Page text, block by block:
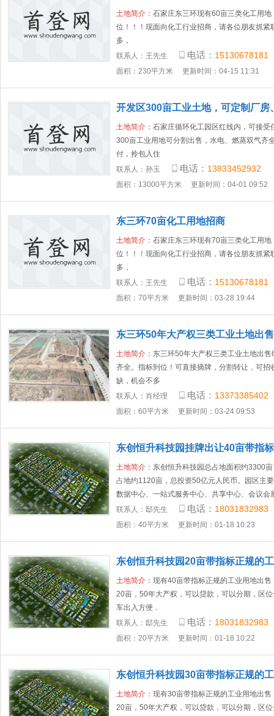
土地简介： 石家庄东三环现有60亩三类化工用
位！！！现面向化工行业招商，请各位朋友抓紧
多，
联系人： 王先生 电话： 15130678181
面积：230平方米 更新时间：04-15 11:31
开发区300亩工业土地，可定制厂房
土地简介： 石家庄循环化工园区红线内，可接受
300亩工业用地可分割出售，水电、燃蒸双气齐
付，拎包入住
联系人： 孙玉 电话： 13833452932
面积：13000平方米 更新时间：04-01 09:52
东三环70亩化工用地招商
土地简介： 石家庄东三环现有70亩三类化工用
位！！！现面向化工行业招商，请各位朋友抓紧
多，
联系人： 王先生 电话： 15130678181
面积：70平方米 更新时间：03-28 19:44
东三环50年大产权三类工业土地出售
土地简介： 东三环50年大产权三类工业土地出
齐全。指标到位！可直接摘牌，分割转让，可招
缺，机会不多
联系人： 肖经理 电话： 13373385402
面积：60平方米 更新时间：03-24 09:53
东创恒升科技园挂牌出让40亩带指
土地简介： 东创恒升科技园总占地面积约3300
占地约1120亩，总投资50亿元人民币。园区主
数据中心、一站式服务中心、共享中心、会议会
联系人： 邸先生 电话： 18031832983
面积：40平方米 更新时间：01-18 10:23
东创恒升科技园20亩带指标正规的
土地简介： 现有40亩带指标正规的工业用地出
20亩，50年大产权，可以贷款，可以分期，区
车出入方便．
联系人： 邸先生 电话： 18031832983
面积：20平方米 更新时间：01-18 10:22
东创恒升科技园30亩带指标正规的
土地简介： 现有30亩带指标正规的工业用地出
20亩，50年大产权，可以贷款，可以分期，区